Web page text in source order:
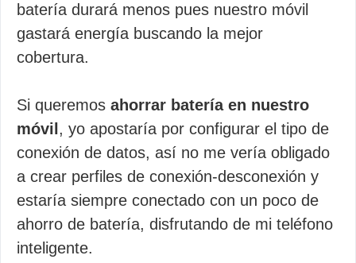
batería durará menos pues nuestro móvil
gastará energía buscando la mejor
cobertura.
Si queremos ahorrar batería en nuestro
móvil , yo apostaría por configurar el tipo de
conexión de datos, así no me vería obligado
a crear perfiles de conexión-desconexión y
estaría siempre conectado con un poco de
ahorro de batería, disfrutando de mi teléfono
inteligente.